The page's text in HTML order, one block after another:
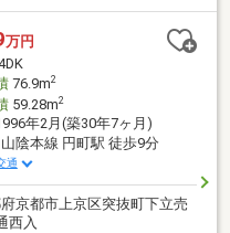
します。
万円
76.9m2
59.28m2
年2月(築30年7ヶ月)
山陰本線 円町駅 徒歩9分
通
京都市上京区突抜町下立売
西入